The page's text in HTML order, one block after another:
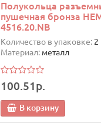
Полукольца
пушечная бронза
4516.20.NB
Количество в упаковке: 2
Материал: металл
100.51р.
В корзину